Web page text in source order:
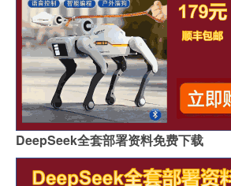
DeepSeek全套部署资料免费下载